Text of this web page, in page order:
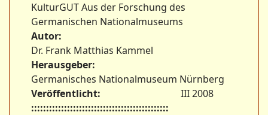
KulturGUT Aus der Forschung des
Germanischen Nationalmuseums
Autor:
Dr. Frank Matthias Kammel
Herausgeber:
Germanisches Nationalmuseum Nürnberg
Veröffentlicht:
III 2008
::::::::::::::::::::::::::::::::::::::::::::::